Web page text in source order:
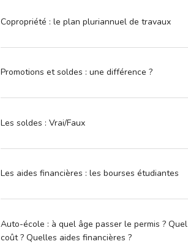
Copropriété : le plan pluriannuel de travaux
Promotions et soldes : une différence ?
Les soldes : Vrai/Faux
Les aides financières : les bourses étudiantes
Auto-école : à quel âge passer le permis ? Quel
coût ? Quelles aides financières ?